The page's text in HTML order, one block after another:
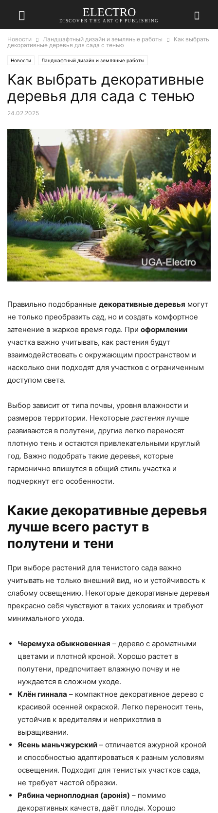
ELECTRO
DISCOVER THE ART OF PUBLISHING
Новости Ландшафтный дизайн и земляные работы
Как выбрать
декоративные деревья для сада с тенью
Новости Ландшафтный дизайн и земляные работы
Как выбрать декоративные
деревья для сада с тенью
24.02.2025
Правильно подобранные декоративные деревья могут
не только преобразить сад, но и создать комфортное
затенение в жаркое время года. При оформлении
участка важно учитывать, как растения будут
взаимодействовать с окружающим пространством и
насколько они подходят для участков с ограниченным
доступом света.
Выбор зависит от типа почвы, уровня влажности и
размеров территории. Некоторые растения лучше
развиваются в полутени, другие легко переносят
плотную тень и остаются привлекательными круглый
год. Важно подобрать такие деревья, которые
гармонично впишутся в общий стиль участка и
подчеркнут его особенности.
Какие декоративные деревья
лучше всего растут в
полутени и тени
При выборе растений для тенистого сада важно
учитывать не только внешний вид, но и устойчивость к
слабому освещению. Некоторые декоративные деревья
прекрасно себя чувствуют в таких условиях и требуют
минимального ухода.
Черемуха обыкновенная – дерево с ароматными
цветами и плотной кроной. Хорошо растет в
полутени, предпочитает влажную почву и не
нуждается в сложном уходе.
Клён гиннала – компактное декоративное дерево с
красивой осенней окраской. Легко переносит тень,
устойчив к вредителям и неприхотлив в
выращивании.
Ясень маньчжурский – отличается ажурной кроной
и способностью адаптироваться к разным условиям
освещения. Подходит для тенистых участков сада,
не требует частой обрезки.
Рябина черноплодная (аронія) – помимо
декоративных качеств, даёт плоды. Хорошо